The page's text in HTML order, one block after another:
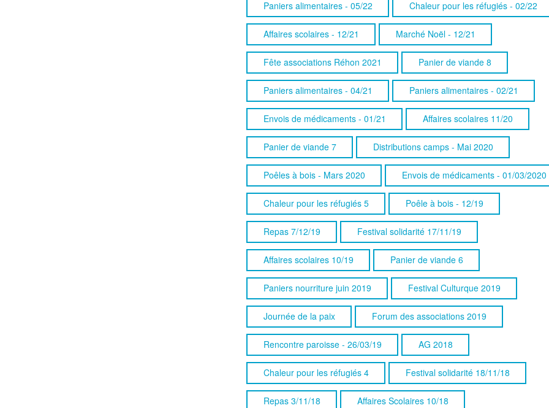
Paniers alimentaires - 05/22 Chaleur pour les réfugiés - 02/22
Affaires scolaires - 12/21 Marché Noël - 12/21
Fête associations Réhon 2021 Panier de viande 8
Paniers alimentaires - 04/21 Paniers alimentaires - 02/21
Envois de médicaments - 01/21 Affaires scolaires 11/20
Panier de viande 7 Distributions camps - Mai 2020
Poêles à bois - Mars 2020 Envois de médicaments - 01/03/2020
Chaleur pour les réfugiés 5 Poêle à bois - 12/19
Repas 7/12/19 Festival solidarité 17/11/19
Affaires scolaires 10/19 Panier de viande 6
Paniers nourriture juin 2019 Festival Culturque 2019
Journée de la paix Forum des associations 2019
Rencontre paroisse - 26/03/19 AG 2018
Chaleur pour les réfugiés 4 Festival solidarité 18/11/18
Repas 3/11/18 Affaires Scolaires 10/18